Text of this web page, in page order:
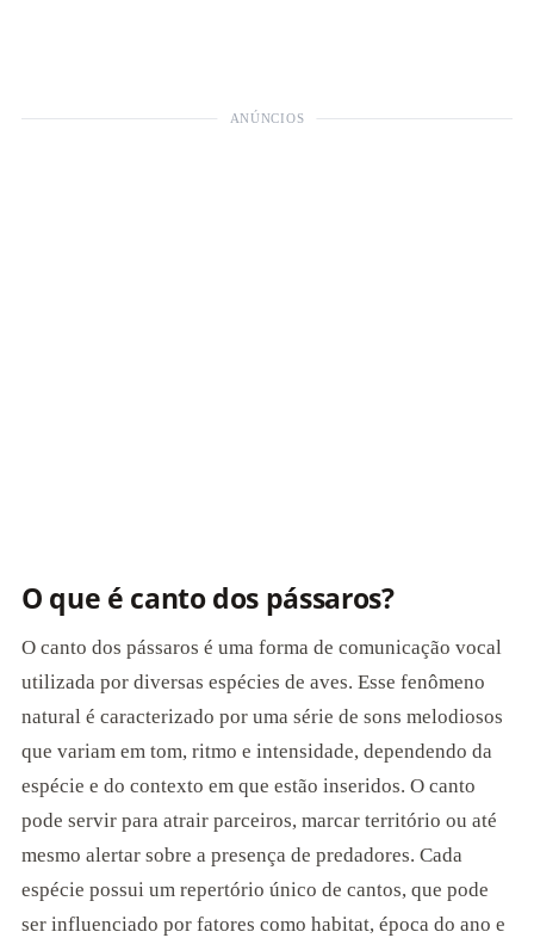
ANÚNCIOS
O que é canto dos pássaros?
O canto dos pássaros é uma forma de comunicação vocal
utilizada por diversas espécies de aves. Esse fenômeno
natural é caracterizado por uma série de sons melodiosos
que variam em tom, ritmo e intensidade, dependendo da
espécie e do contexto em que estão inseridos. O canto
pode servir para atrair parceiros, marcar território ou até
mesmo alertar sobre a presença de predadores. Cada
espécie possui um repertório único de cantos, que pode
ser influenciado por fatores como habitat, época do ano e